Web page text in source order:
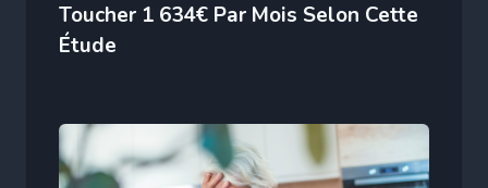
Toucher 1 634€ Par Mois Selon Cette
Étude